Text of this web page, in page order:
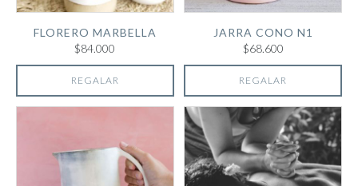
FLORERO MARBELLA
$84.000
REGALAR
JARRA CONO N1
$68.600
REGALAR